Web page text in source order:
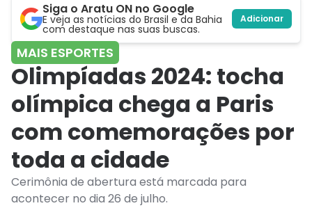
Siga o Aratu ON no Google
E veja as notícias do Brasil e da Bahia
com destaque nas suas buscas.
Adicionar
MAIS ESPORTES
Olimpíadas 2024: tocha
olímpica chega a Paris
com comemorações por
toda a cidade
Cerimônia de abertura está marcada para
acontecer no dia 26 de julho.